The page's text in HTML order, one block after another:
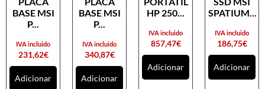
Placas gráficas
SAIS
Ventoínhas
Computadores
BASE MSI
P...
231,62€
IVA incluido
Adicionar
BASE MSI
P...
340,87€
IVA incluido
Adicionar
HP 250...
857,47€
IVA incluido
Adicionar
SPATIUM...
186,75€
IVA incluido
Adicionar